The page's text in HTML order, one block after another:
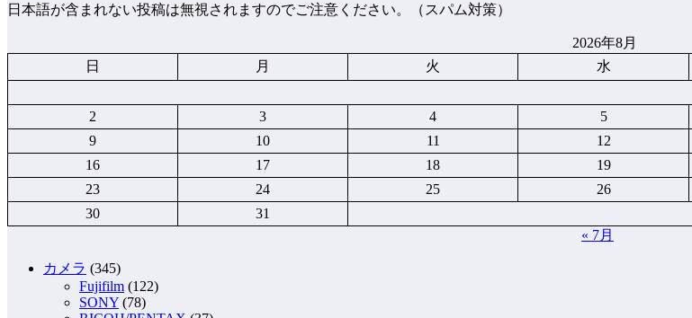
日本語が含まれない投稿は無視されますのでご注意ください。（スパム対策）
2026年8月
日
月 火 水
2
3 4 5
9
10 11 12
16
17 18 19
23
24 25 26
30
31
« 7月
カメラ (345)
Fujifilm (122)
SONY (78)